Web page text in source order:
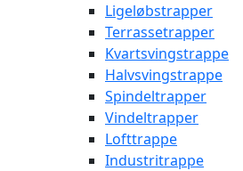
Ligeløbstrapper
Terrassetrapper
Kvartsvingstrappe
Halvsvingstrappe
Spindeltrapper
Vindeltrapper
Lofttrappe
Industritrappe